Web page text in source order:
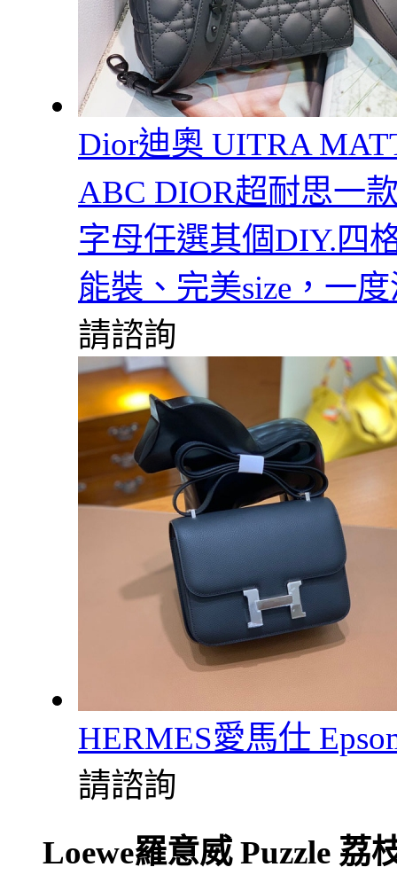
Dior迪奧 UITRA
ABC DIOR超耐思一
字母任選其個DIY.四
能裝、完美size，一
請諮詢
HERMES愛馬仕
請諮詢
Loewe羅意威 Puzzle 荔